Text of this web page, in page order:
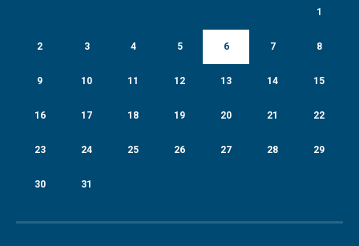
1
2 3 4 5 6 7 8
9 10 11 12 13 14 15
16 17 18 19 20 21 22
23 24 25 26 27 28 29
30 31